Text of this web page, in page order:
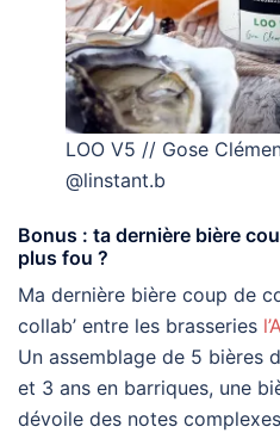
LOO V5 // Gose
@linstant.b
Bonus : ta dernière bière
plus fou ?
Ma dernière bière coup de
collab’ entre les brasseries
Un assemblage de 5 bières
et 3 ans en barriques, une
dévoile des notes